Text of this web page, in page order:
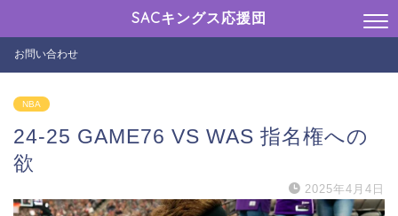
SACキングス応援団
お問い合わせ
NBA
24-25 GAME76 VS WAS 指名権への
欲
2025年4月4日